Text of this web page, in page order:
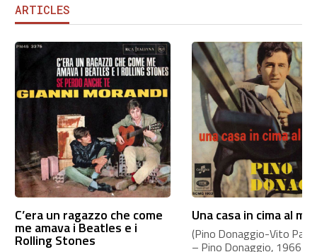
ARTICLES
C’era un ragazzo che come
me amava i Beatles e i
Rolling Stones
Una casa in cima al
(Pino Donaggio-Vito
– Pino Donaggio, 1966